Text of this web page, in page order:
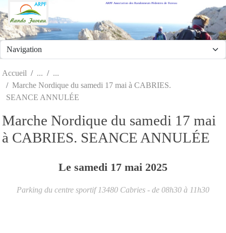
ARPF Association des Randonneurs Pédestres de Fuveau
Accueil
Marche Nordique du samedi 17 mai à CABRIES.
SEANCE ANNULÉE
Marche Nordique du samedi 17 mai
à CABRIES. SEANCE ANNULÉE
Le samedi 17 mai 2025
Parking du centre sportif 13480 Cabries - de 08h30 à 11h30
Panneau de gestion des cookies